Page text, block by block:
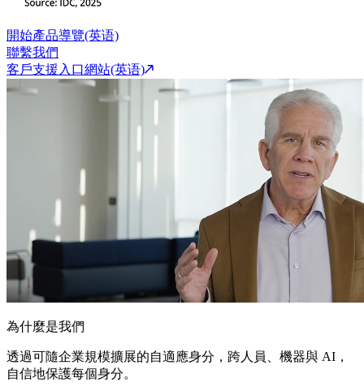
開始產品導覽(英语)
聯繫我們
客戶支援入口網站(英语)
為什麼是我們
透過可隨企業規模擴展的自適應身分，跨人員、機器與 AI，
自信地保護每個身分。